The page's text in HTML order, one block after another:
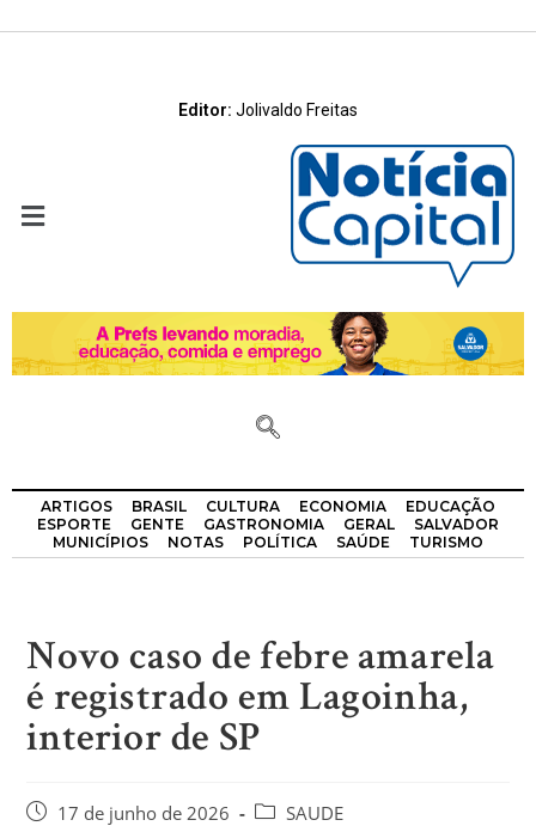
Editor: Jolivaldo Freitas
ARTIGOS BRASIL CULTURA ECONOMIA
EDUCAÇÃO
ESPORTE
GENTE GASTRONOMIA GERAL
SALVADOR
MUNICÍPIOS
NOTAS POLÍTICA SAÚDE TURISMO
Novo caso de febre amarela
é registrado em Lagoinha,
interior de SP
17 de junho de 2026 SAUDE